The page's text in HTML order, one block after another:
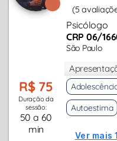
(5
Psicólogo
CRP 06/
São Paulo
R$ 75
Duração da
sessão:
50 a 60
min
Autoestima
Ver mais